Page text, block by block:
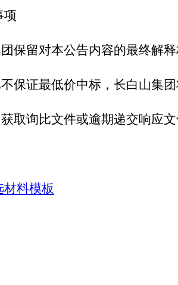
项
保留对本公告内容的最终解
保证最低价中标， 长白山集团
取询比文件或逾期递交响应
材料模板